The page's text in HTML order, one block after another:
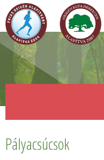
Pályacsúcsok